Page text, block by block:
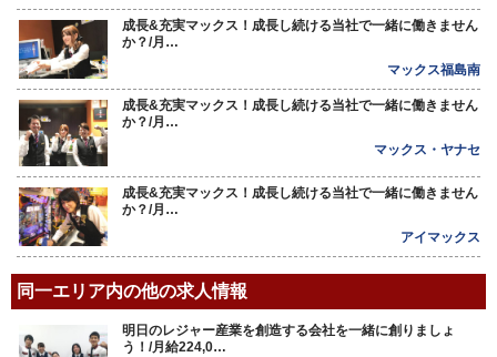
成長&充実マックス！成長し続ける当社で一緒に働きません
か？/月…
マックス福島南
成長&充実マックス！成長し続ける当社で一緒に働きません
か？/月…
マックス・ヤナセ
成長&充実マックス！成長し続ける当社で一緒に働きません
か？/月…
アイマックス
同一エリア内の他の求人情報
明日のレジャー産業を創造する会社を一緒に創りましょ
う！/月給224,0…